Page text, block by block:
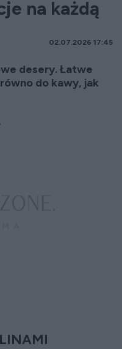
na każdą
02.07.2026 17:45
desery. Łatwe
do kawy, jak